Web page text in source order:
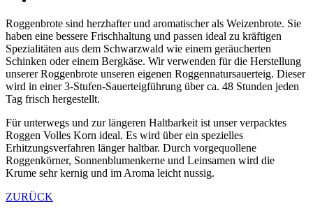
Roggenbrote sind herzhafter und aromatischer als Weizenbrote. Sie
haben eine bessere Frischhaltung und passen ideal zu kräftigen
Spezialitäten aus dem Schwarzwald wie einem geräucherten
Schinken oder einem Bergkäse. Wir verwenden für die Herstellung
unserer Roggenbrote unseren eigenen Roggennatursauerteig. Dieser
wird in einer 3-Stufen-Sauerteigführung über ca. 48 Stunden jeden
Tag frisch hergestellt.
Für unterwegs und zur längeren Haltbarkeit ist unser verpacktes
Roggen Volles Korn ideal. Es wird über ein spezielles
Erhitzungsverfahren länger haltbar. Durch vorgequollene
Roggenkörner, Sonnenblumenkerne und Leinsamen wird die
Krume sehr kernig und im Aroma leicht nussig.
ZURÜCK